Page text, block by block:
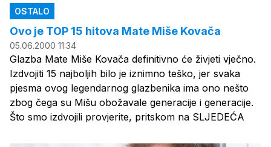
OSTALO
Ovo je TOP 15 hitova Mate Miše Kovača
05.06.2000 11:34
Glazba Mate Miše Kovača definitivno će živjeti vječno.
Izdvojiti 15 najboljih bilo je iznimno teško, jer svaka
pjesma ovog legendarnog glazbenika ima ono nešto
zbog čega su Mišu obožavale generacije i generacije.
Što smo izdvojili provjerite, pritskom na SLJEDEĆA